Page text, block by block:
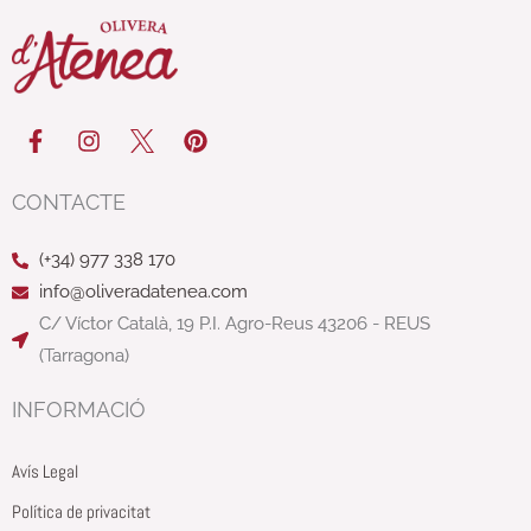
F
a
e
o
o
k
-
I
n
t
g
r
a
m
P
i
s
t
CONTACTE
(+34) 977 338 170
info@oliveradatenea.com
C/ Víctor Català, 19 P.I. Agro-Reus 43206 - REUS
(Tarragona)
INFORMACIÓ
Avís Legal
Política de privacitat